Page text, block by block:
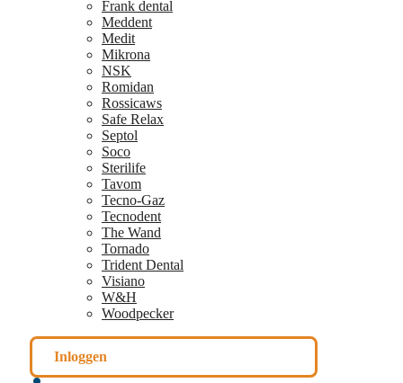
Frank dental
Meddent
Medit
Mikrona
NSK
Romidan
Rossicaws
Safe Relax
Septol
Soco
Sterilife
Tavom
Tecno-Gaz
Tecnodent
The Wand
Tornado
Trident Dental
Visiano
W&H
Woodpecker
Inloggen